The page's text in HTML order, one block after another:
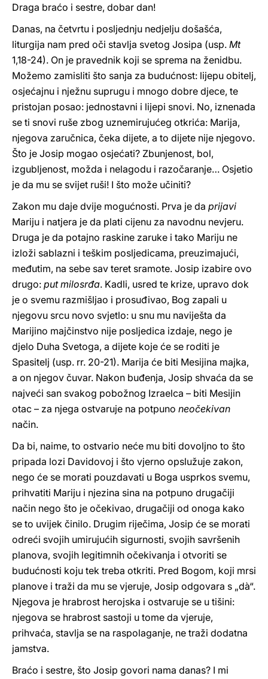
Draga braćo i sestre, dobar dan!
Danas, na četvrtu i posljednju nedjelju došašća,
liturgija nam pred oči stavlja svetog Josipa (usp. Mt
1,18-24). On je pravednik koji se sprema na ženidbu.
Možemo zamisliti što sanja za budućnost: lijepu obitelj,
osjećajnu i nježnu suprugu i mnogo dobre djece, te
pristojan posao: jednostavni i lijepi snovi. No, iznenada
se ti snovi ruše zbog uznemirujućeg otkrića: Marija,
njegova zaručnica, čeka dijete, a to dijete nije njegovo.
Što je Josip mogao osjećati? Zbunjenost, bol,
izgubljenost, možda i nelagodu i razočaranje… Osjetio
je da mu se svijet ruši! I što može učiniti?
Zakon mu daje dvije mogućnosti. Prva je da prijavi
Mariju i natjera je da plati cijenu za navodnu nevjeru.
Druga je da potajno raskine zaruke i tako Mariju ne
izloži sablazni i teškim posljedicama, preuzimajući,
međutim, na sebe sav teret sramote. Josip izabire ovo
drugo: put milosrđa. Kadli, usred te krize, upravo dok
je o svemu razmišljao i prosuđivao, Bog zapali u
njegovu srcu novo svjetlo: u snu mu naviješta da
Marijino majčinstvo nije posljedica izdaje, nego je
djelo Duha Svetoga, a dijete koje će se roditi je
Spasitelj (usp. rr. 20-21). Marija će biti Mesijina majka,
a on njegov čuvar. Nakon buđenja, Josip shvaća da se
najveći san svakog pobožnog Izraelca – biti Mesijin
otac – za njega ostvaruje na potpuno neočekivan
način.
Da bi, naime, to ostvario neće mu biti dovoljno to što
pripada lozi Davidovoj i što vjerno opslužuje zakon,
nego će se morati pouzdavati u Boga usprkos svemu,
prihvatiti Mariju i njezina sina na potpuno drugačiji
način nego što je očekivao, drugačiji od onoga kako
se to uvijek činilo. Drugim riječima, Josip će se morati
odreći svojih umirujućih sigurnosti, svojih savršenih
planova, svojih legitimnih očekivanja i otvoriti se
budućnosti koju tek treba otkriti. Pred Bogom, koji mrsi
planove i traži da mu se vjeruje, Josip odgovara s „dà“.
Njegova je hrabrost herojska i ostvaruje se u tišini:
njegova se hrabrost sastoji u tome da vjeruje,
prihvaća, stavlja se na raspolaganje, ne traži dodatna
jamstva.
Braćo i sestre, što Josip govori nama danas? I mi